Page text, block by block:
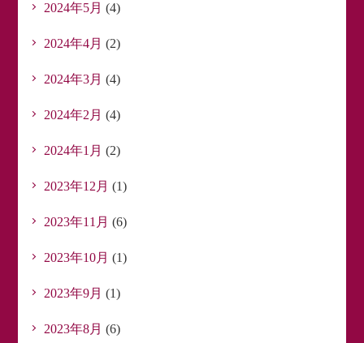
2024年5月 (4)
2024年4月 (2)
2024年3月 (4)
2024年2月 (4)
2024年1月 (2)
2023年12月 (1)
2023年11月 (6)
2023年10月 (1)
2023年9月 (1)
2023年8月 (6)